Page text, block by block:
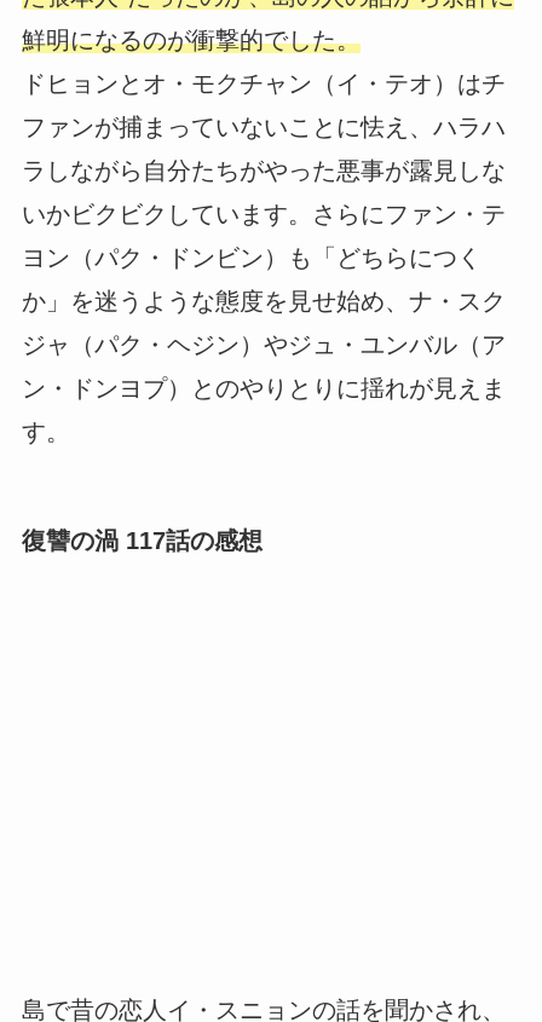
鮮明になるのが衝撃的でした。
ドヒョンとオ・モクチャン（イ・テオ）はチ
ファンが捕まっていないことに怯え、ハラハ
ラしながら自分たちがやった悪事が露見しな
いかビクビクしています。さらにファン・テ
ヨン（パク・ドンビン）も「どちらにつく
か」を迷うような態度を見せ始め、ナ・スク
ジャ（パク・ヘジン）やジュ・ユンバル（ア
ン・ドンヨプ）とのやりとりに揺れが見えま
す。
復讐の渦 117話の感想
島で昔の恋人イ・スニョンの話を聞かされ、